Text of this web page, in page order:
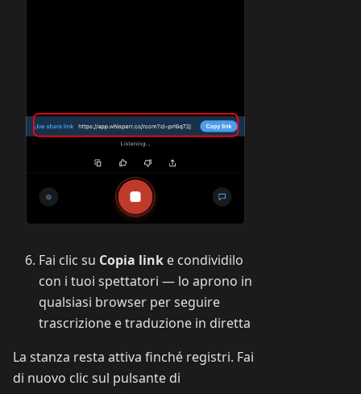
Fai clic su Copia link e condividilo
con i tuoi spettatori — lo aprono in
qualsiasi browser per seguire
trascrizione e traduzione in diretta
La stanza resta attiva finché registri. Fai
di nuovo clic sul pulsante di